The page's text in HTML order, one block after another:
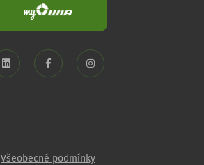
Všeobecné podmínky